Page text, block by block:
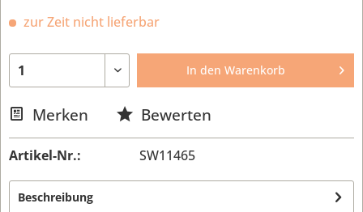
zur Zeit nicht lieferbar
In den Warenkorb
Merken Bewerten
Artikel-Nr.: SW11465
Beschreibung